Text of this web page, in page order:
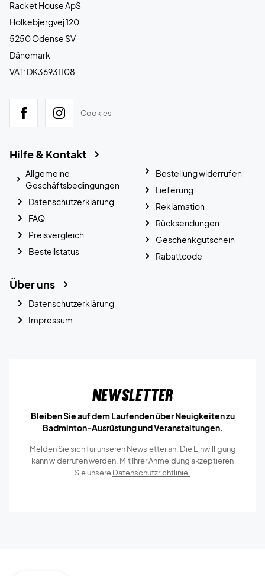
Racket House ApS
Holkebjergvej 120
5250 Odense SV
Dänemark
VAT: DK36931108
Cookies
Hilfe & Kontakt
Allgemeine
Geschäftsbedingungen
Datenschutzerklärung
FAQ
Preisvergleich
Bestellstatus
Bestellung widerrufen
Lieferung
Reklamation
Rücksendungen
Geschenkgutschein
Rabattcode
Über uns
Datenschutzerklärung
Impressum
Newsletter
Bleiben Sie auf dem Laufenden über Neuigkeiten zu
Badminton-Ausrüstung und Veranstaltungen.
Melden Sie sich für unseren Newsletter an. Die Einwilligung
kann widerrufen werden. Mit Ihrer Anmeldung akzeptieren
Sie unsereDatenschutzrichtlinie.